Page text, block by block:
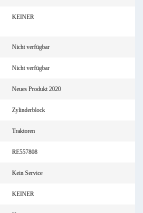
KEINER
Nicht verfügbar
Nicht verfügbar
Neues Produkt 2020
Zylinderblock
Traktoren
RE557808
Kein Service
KEINER